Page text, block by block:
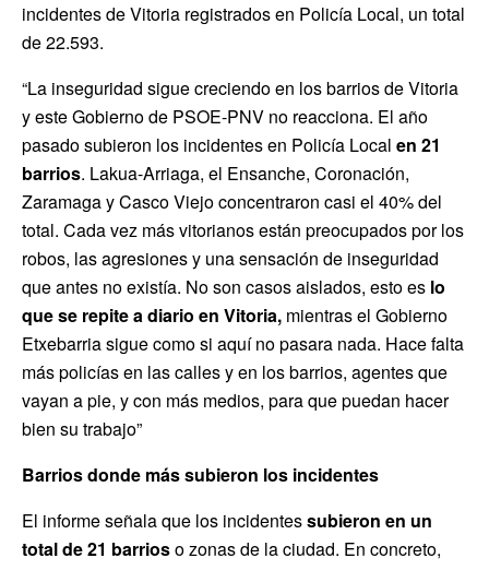
incidentes de Vitoria registrados en Policía Local, un total
de 22.593.
“La inseguridad sigue creciendo en los barrios de Vitoria
y este Gobierno de PSOE-PNV no reacciona. El año
pasado subieron los incidentes en Policía Local en 21
barrios. Lakua-Arriaga, el Ensanche, Coronación,
Zaramaga y Casco Viejo concentraron casi el 40% del
total. Cada vez más vitorianos están preocupados por los
robos, las agresiones y una sensación de inseguridad
que antes no existía. No son casos aislados, esto es lo
que se repite a diario en Vitoria, mientras el Gobierno
Etxebarria sigue como si aquí no pasara nada. Hace falta
más policías en las calles y en los barrios, agentes que
vayan a pie, y con más medios, para que puedan hacer
bien su trabajo”
Barrios donde más subieron los incidentes
El informe señala que los incidentessubieron en un
total de 21 barrioso zonas de la ciudad. En concreto,